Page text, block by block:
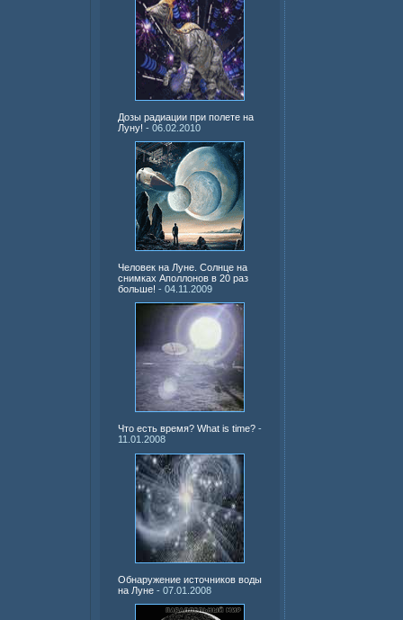
Дозы радиации при полете на
Луну! - 06.02.2010
Человек на Луне. Солнце на
снимках Аполлонов в 20 раз
больше! - 04.11.2009
Что есть время? What is time? -
11.01.2008
Обнаружение источников воды
на Луне - 07.01.2008